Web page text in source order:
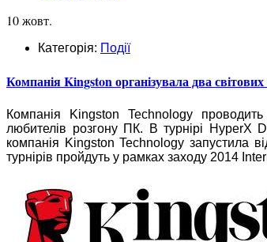
10 жовт.
Категорія: Події
Компанія Kingston організувала два світових
Компанія Kingston Technology проводить
любителів розгону ПК. В турнірі
компанія Kingston Technology запустила
турнірів пройдуть у рамках заходу 2014